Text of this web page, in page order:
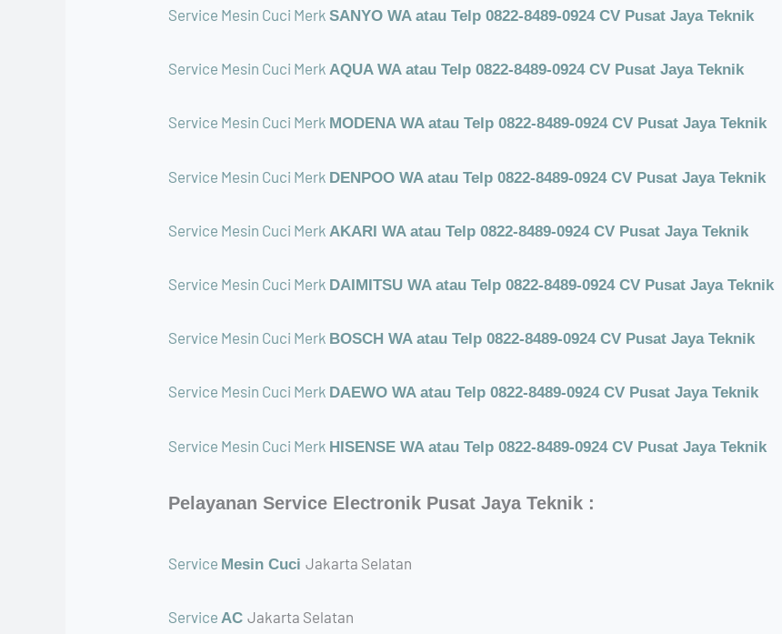
Service Mesin Cuci MerkSANYO WA atau Telp 0822-8489-0924 CV Pusat Jaya Teknik
Service Mesin Cuci Merk AQUA WA atau Telp 0822-8489-0924 CV Pusat Jaya Teknik
Service Mesin Cuci Merk MODENA WA atau Telp 0822-8489-0924 CV Pusat Jaya Teknik
Service Mesin Cuci Merk DENPOO WA atau Telp 0822-8489-0924 CV Pusat Jaya Teknik
Service Mesin Cuci Merk AKARI WA atau Telp 0822-8489-0924 CV Pusat Jaya Teknik
Service Mesin Cuci Merk DAIMITSU WA atau Telp 0822-8489-0924 CV Pusat Jaya Teknik
Service Mesin Cuci Merk BOSCH WA atau Telp 0822-8489-0924 CV Pusat Jaya Teknik
Service Mesin Cuci Merk DAEWO WA atau Telp 0822-8489-0924 CV Pusat Jaya Teknik
Service Mesin Cuci Merk HISENSE WA atau Telp 0822-8489-0924 CV Pusat Jaya Teknik
Pelayanan Service Electronik Pusat Jaya Teknik :
Service Mesin CuciJakarta Selatan
Service ACJakarta Selatan